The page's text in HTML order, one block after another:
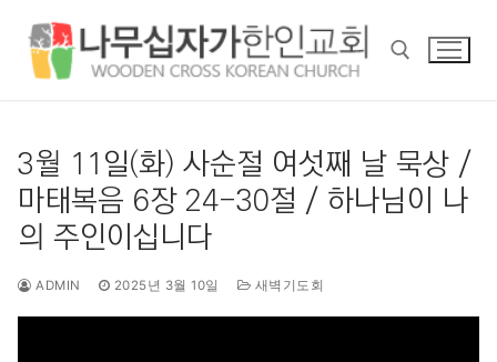
3월 11일(화) 사순절 여섯째 날 묵상 /
마태복음 6장 24-30절 / 하나님이 나
의 주인이십니다
ADMIN 2025년 3월 10일 새벽기도회